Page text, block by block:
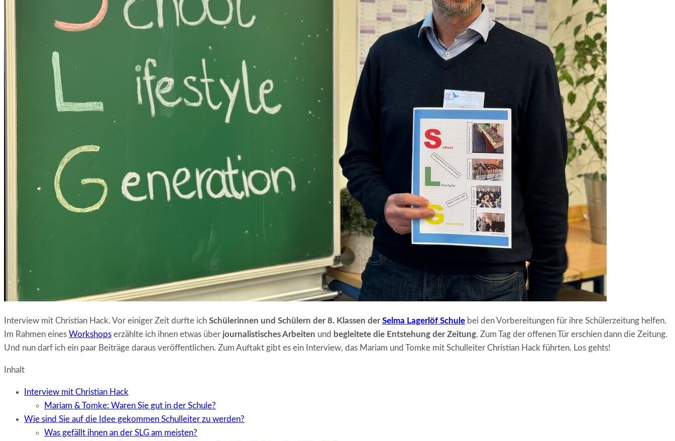
Interview mit Christian Hack. Vor einiger Zeit durfte ich Schülerinnen und Schülern der 8. Klassen derSelma Lagerlöf Schule bei den Vorbereitungen für ihre Schülerzeitung helfen.
Im Rahmen eines Workshops erzählte ich ihnen etwas über journalistisches Arbeiten und begleitete die Entstehung der Zeitung. Zum Tag der offenen Tür erschien dann die Zeitung.
Und nun darf ich ein paar Beiträge daraus veröffentlichen. Zum Auftakt gibt es ein Interview, das Mariam und Tomke mit Schulleiter Christian Hack führten. Los gehts!
Inhalt
Interview mit Christian Hack
Mariam & Tomke: Waren Sie gut in der Schule?
Wie sind Sie auf die Idee gekommen Schulleiter zu werden?
Was gefällt ihnen an der SLG am meisten?